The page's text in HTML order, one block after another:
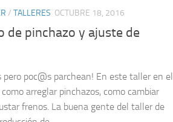
/ TALLERES OCTUBRE 18, 2016
de pinchazo y ajuste de
pero poc@s parchean! En este taller en el
arreglar pinchazos, como cambiar
frenos. La buena gente del taller de